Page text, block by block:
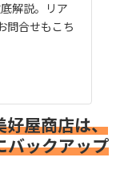
解説。リア
問合せもこち
屋商店は、
バックアップ